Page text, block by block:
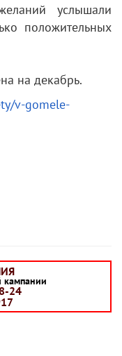
услышали
положительных
на декабрь.
v-gomele-
кампании
24